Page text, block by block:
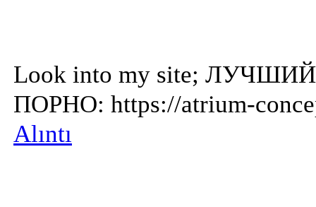
Look into my site;
ПОРНО: https://atrium-
Alıntı